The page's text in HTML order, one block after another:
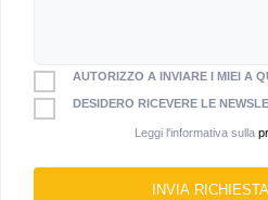
AUTORIZZO A INVIARE I MIEI A
DESIDERO RICEVERE LE
Leggi l'informativa sulla